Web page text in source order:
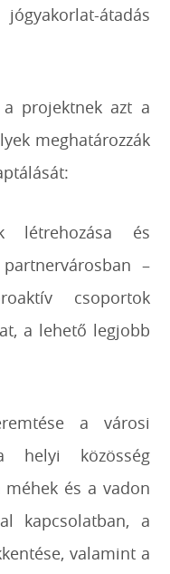
átadás
projektnek azt a
meghatározzák
létrehozása és
–
csoportok
a lehető legjobb
a városi
helyi közösség
méhek és a vadon
kapcsolatban, a
valamint a